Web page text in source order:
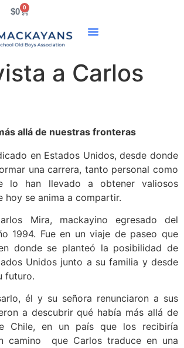
$0 0
a Carlos
allá de nuestras fronteras
en Estados Unidos, desde donde
una carrera, tanto personal como
lo han llevado a obtener valiosos
hoy se anima a compartir.
Mira, mackayino egresado del
1994. Fue en un viaje de paseo que
donde se planteó la posibilidad de
Unidos junto a su familia y desde
futuro.
él y su señora renunciaron a sus
a descubrir qué había más allá de
Chile, en un país que los recibiría
camino que Carlos traduce en una